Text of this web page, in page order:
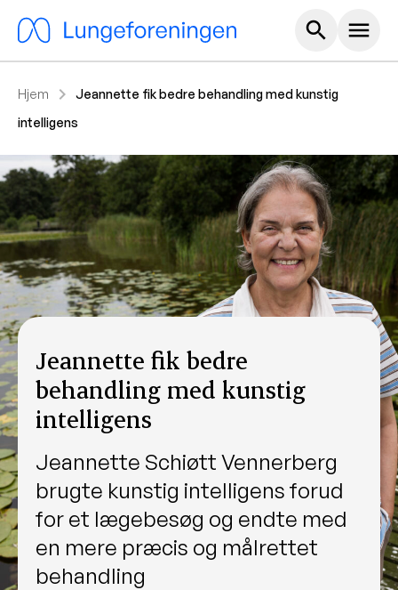
search Hoved
menu
Hjem chevron_right
Jeannette fik bedre behandling med kunstig
intelligens
Jeannette fik bedre
behandling med kunstig
intelligens
Jeannette Schiøtt Vennerberg
brugte kunstig intelligens forud
for et lægebesøg og endte med
en mere præcis og målrettet
behandling